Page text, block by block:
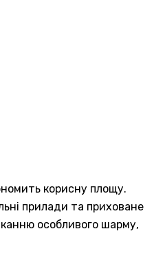
корисну площу.
прилади та приховане
особливого шарму,